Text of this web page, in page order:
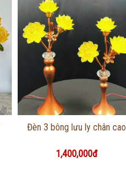
Thông tin chi tiết
Đèn 3 bông lưu ly chân cao
1,400,000đ